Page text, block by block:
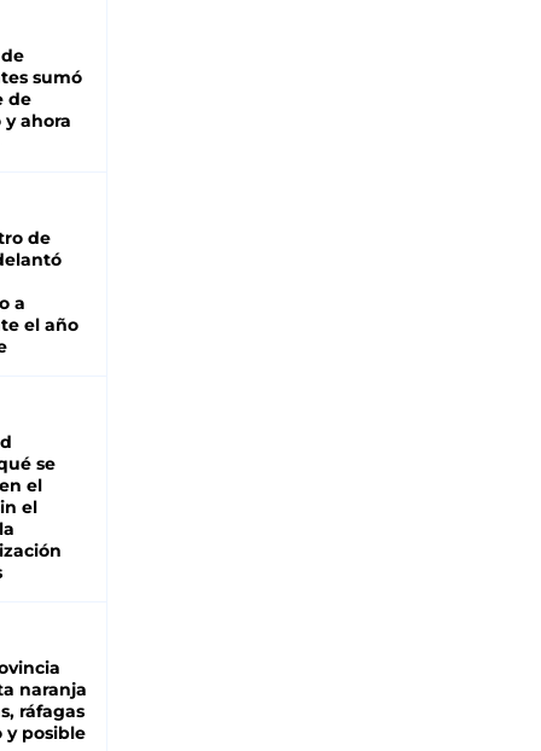
sumó
de
y ahora
de
a
el año
se
el
el
naranja
ráfagas
y posible